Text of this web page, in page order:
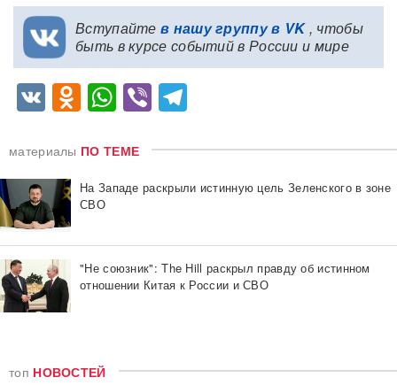
Вступайте в нашу группу в VK, чтобы
быть в курсе событий в России и мире
VKOdnoklassniki
WhatsApp
Viber
материалы ПО ТЕМЕ
На Западе раскрыли истинную цель Зеленского в зоне
СВО
"Не союзник": The Hill раскрыл правду об истинном
отношении Китая к России и СВО
топ НОВОСТЕЙ